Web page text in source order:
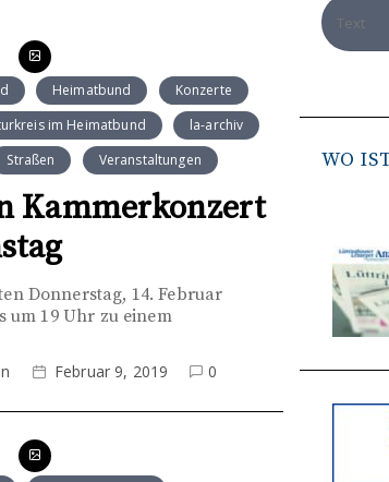
Heimatbund
Konzerte
im Heimatbund
la-archiv
Straßen Veranstaltungen
Kammerkonzert
Donnerstag, 14. Februar
um 19 Uhr zu einem
Februar 9, 2019 0
WO